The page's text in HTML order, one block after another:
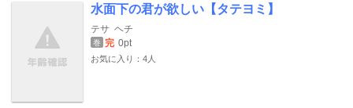
水面下の君が欲しい【タテヨミ】
テサ ヘチ
巻 完 0pt
お気に入り：4人